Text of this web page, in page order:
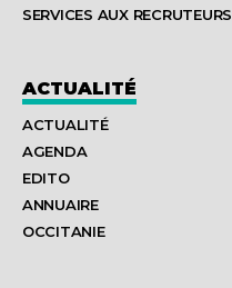
SERVICES AUX RECRUTEURS
ACTUALITÉ
ACTUALITÉ
AGENDA
EDITO
ANNUAIRE
OCCITANIE